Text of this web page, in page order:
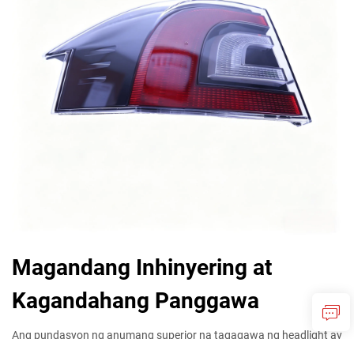
Magandang Inhinyering at
Kagandahang Panggawa
Ang pundasyon ng anumang superior na tagagawa ng headlight ay